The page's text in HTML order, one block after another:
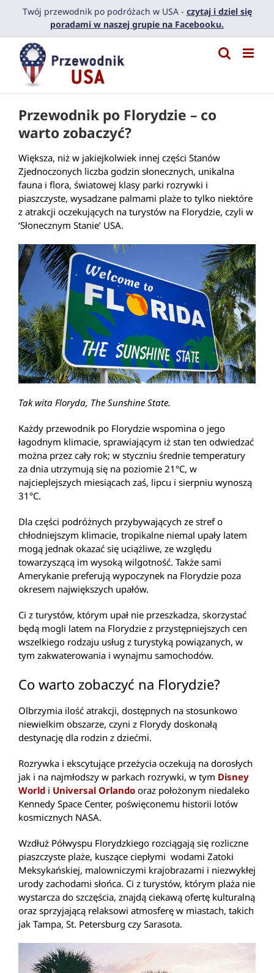
PrzejdźTwój przewodnik po podróżach w USA - czytaj i dziel się
poradami w naszej grupie na Facebooku.
Przewodnik po Florydzie – co
warto zobaczyć?
Większa, niż w jakiejkolwiek innej części Stanów
Zjednoczonych liczba godzin słonecznych, unikalna
fauna i flora, światowej klasy parki rozrywki i
piaszczyste, wysadzane palmami plaże to tylko niektóre
z atrakcji oczekujących na turystów na Florydzie, czyli w
‘Słonecznym Stanie’ USA.
Tak wita Floryda, The Sunshine State.
Każdy przewodnik po Florydzie wspomina o jego
łagodnym klimacie, sprawiającym iż stan ten odwiedzać
można przez cały rok; w styczniu średnie temperatury
za dnia utrzymują się na poziomie 21°C, w
najcieplejszych miesiącach zaś, lipcu i sierpniu wynoszą
31°C.
Dla części podróżnych przybywających ze stref o
chłodniejszym klimacie, tropikalne niemal upały latem
mogą jednak okazać się uciążliwe, ze względu
towarzyszącą im wysoką wilgotność. Także sami
Amerykanie preferują wypoczynek na Florydzie poza
okresem największych upałów.
Ci z turystów, którym upał nie przeszkadza, skorzystać
będą mogli latem na Florydzie z przystępniejszych cen
wszelkiego rodzaju usług z turystyką powiązanych, w
tym zakwaterowania i wynajmu samochodów.
Co warto zobaczyć na Florydzie?
Olbrzymia ilość atrakcji, dostępnych na stosunkowo
niewielkim obszarze, czyni z Florydy doskonałą
destynację dla rodzin z dziećmi.
Rozrywka i ekscytujące przeżycia oczekują na dorosłych
jak i na najmłodszy w parkach rozrywki, w tym Disney
World i Universal Orlando oraz położonym niedaleko
Kennedy Space Center, poświęconemu historii lotów
kosmicznych NASA.
Wzdłuż Półwyspu Florydzkiego rozciągają się rozliczne
piaszczyste plaże, kuszące ciepłymi wodami Zatoki
Meksykańskiej, malowniczymi krajobrazami i niezwykłej
urody zachodami słońca. Ci z turystów, którym plaża nie
wystarcza do szczęścia, znajdą ciekawą ofertę kulturalną
oraz sprzyjającą relaksowi atmosferę w miastach, takich
jak Tampa, St. Petersburg czy Sarasota.